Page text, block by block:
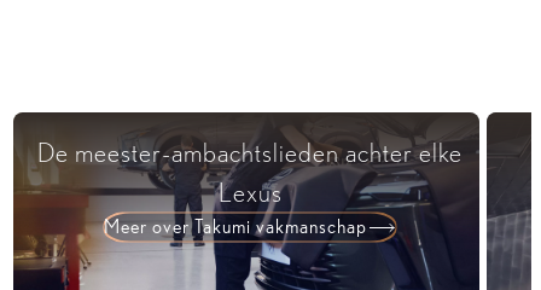
De meester-ambachtslieden achter elke
Lexus
Meer over Takumi vakmanschap